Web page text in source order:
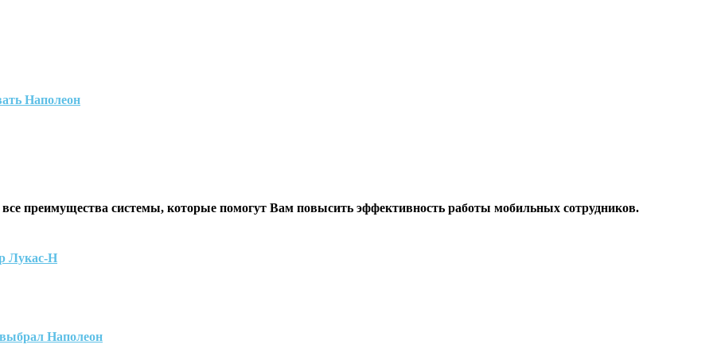
Наполеон
Лукас-Н
Наполеон
все преимущества системы, которые помогут Вам повысить эффективность работы мобильных сотрудников.